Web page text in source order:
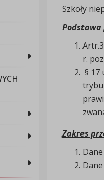
Szkoły
r.
§ 17
trybu
Zakres